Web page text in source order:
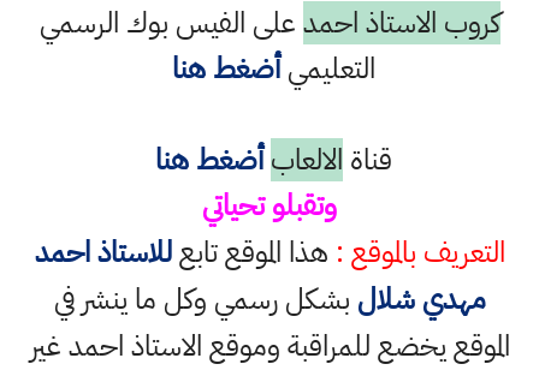
كروب الاستاذ احمدعلى الفيس بوك الرسمي
التعليميأضغط هنا
قناة الالعاب أضغط هنا
وتقبلو تحياتي
التعريف بالموقع : هذا الموقع تابعللاستاذ احمد
مهدي شلال بشكل رسمي وكل ما ينشر في
الموقع يخضع للمراقبة وموقع الاستاذ احمد غير